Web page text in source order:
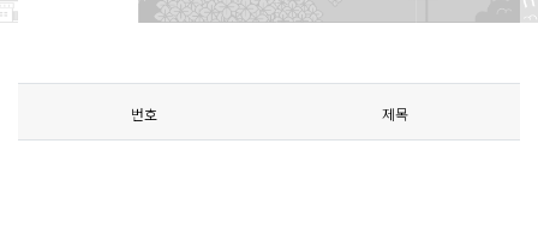
번호 제목